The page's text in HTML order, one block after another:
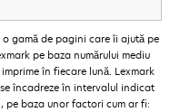
gamă de pagini care îi ajută pe
pe baza numărului mediu
în fiecare lună. Lexmark
încadreze în intervalul indicat
pe baza unor factori cum ar fi: